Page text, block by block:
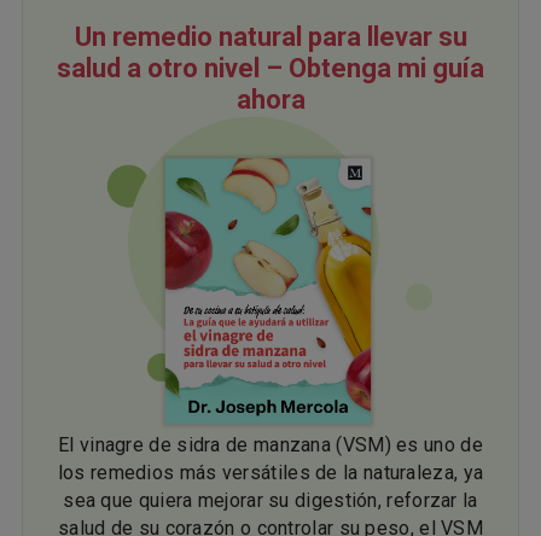
Un remedio natural para llevar su
salud a otro nivel – Obtenga mi guía
ahora
El vinagre de sidra de manzana (VSM) es uno de
los remedios más versátiles de la naturaleza, ya
sea que quiera mejorar su digestión, reforzar la
salud de su corazón o controlar su peso, el VSM